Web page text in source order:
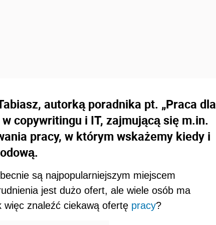
autorką poradnika pt. „Praca dla
copywritingu i IT, zajmującą się m.in.
pracy, w którym wskażemy kiedy i
są najpopularniejszym miejscem
jest dużo ofert, ale wiele osób ma
więc znaleźć ciekawą ofertę pracy?